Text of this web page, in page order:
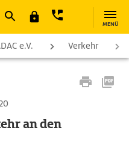
MENÜ
e.V. Verkehr
an den